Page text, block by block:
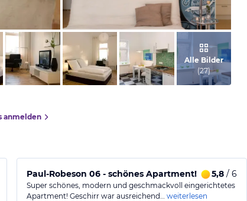
vom Hotelier, Januar 2011
Alle Bilder
(27)
anmelden
Paul-Robeson 06 - schönes Apartment! 5,8/ 6
Super schönes, modern und geschmackvoll eingerichtetes
Apartment! Geschirr war ausreichend… weiterlesen